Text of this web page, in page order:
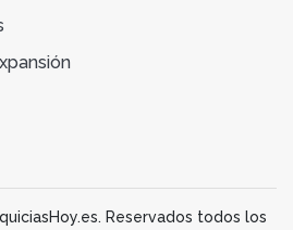
Reservados todos los